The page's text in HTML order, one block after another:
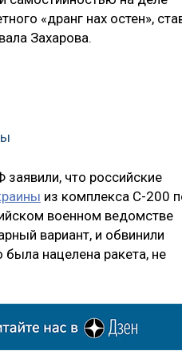
«дранг нах остен»,
Захарова.
что российские
из комплекса С-200
военном ведомстве
вариант, и обвинили
нацелена ракета, не